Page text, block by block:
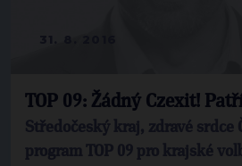
TOP 09: Žádný Czexit!
Středočeský kraj, zdravé srdce
program TOP 09 pro krajské